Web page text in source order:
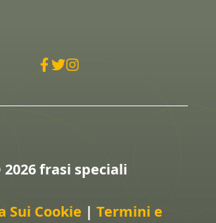
frasi speciali
Sui Cookie | Termini e